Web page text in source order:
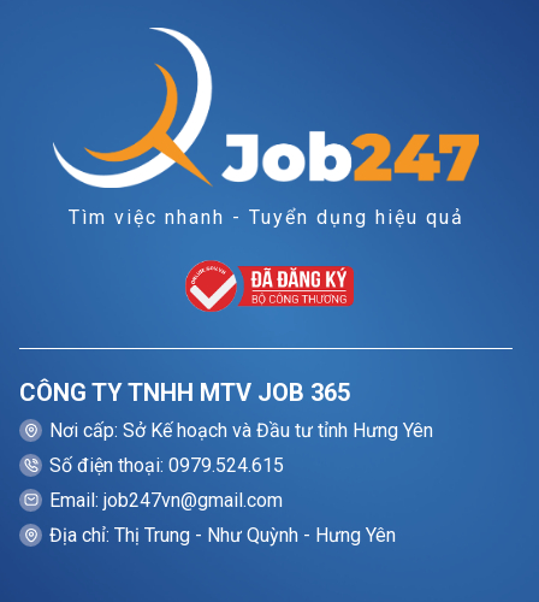
Tìm việc nhanh - Tuyển dụng hiệu quả
CÔNG TY TNHH MTV JOB 365
Nơi cấp: Sở Kế hoạch và Đầu tư tỉnh Hưng Yên
Số điện thoại: 0979.524.615
Email: job247vn@gmail.com
Địa chỉ: Thị Trung - Như Quỳnh - Hưng Yên